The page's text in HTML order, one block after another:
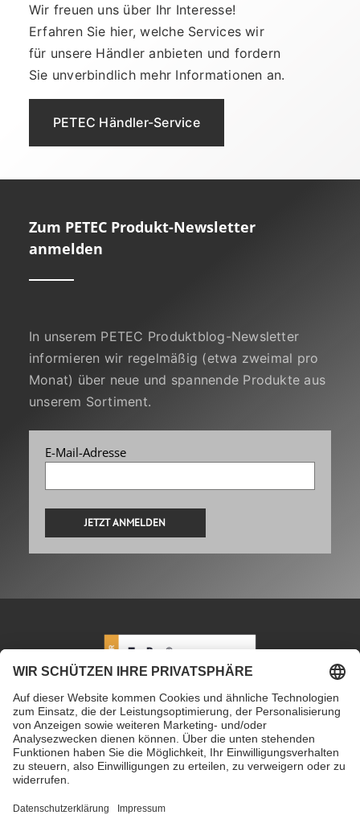
Wir freuen uns über Ihr Interesse!
Erfahren Sie hier, welche Services wir
für unsere Händler anbieten und fordern
Sie unverbindlich mehr Informationen an.
PETEC Händler-Service
Zum PETEC Produkt-Newsletter
anmelden
In unserem PETEC Produktblog-Newsletter
informieren wir regelmäßig (etwa zweimal pro
Monat) über neue und spannende Produkte aus
unserem Sortiment.
E-Mail-Adresse
PETEC Verbindungstechnik GmbH | Wüstenbuch 26
96132 Schlüsselfeld | Deutschland | +49 9555 80994
0 | info@petec.de